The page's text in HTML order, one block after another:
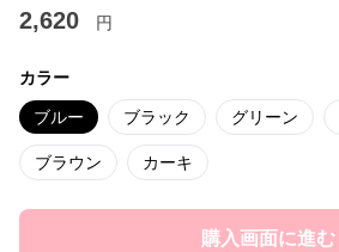
2,620 円
カラー
ブルー ブラック グリーン
ブラウン カーキ
購入画面に進む